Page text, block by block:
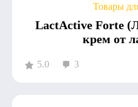
Товары
LactActive Forte
крем от
5.0 3